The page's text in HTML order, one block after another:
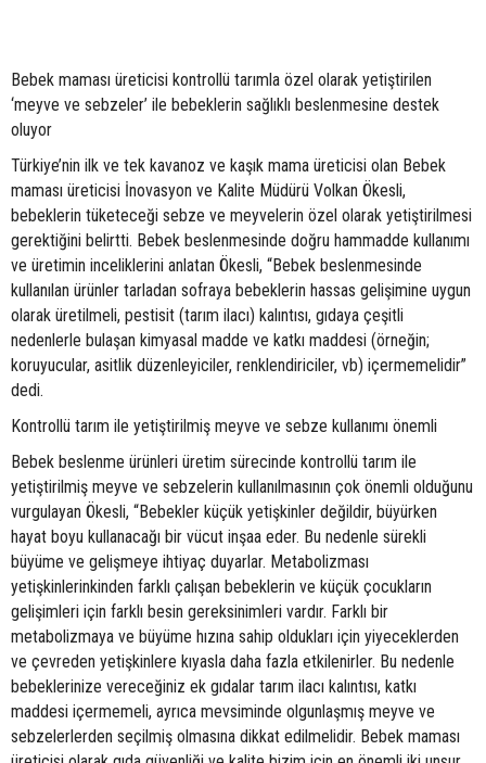
Bebek maması üreticisi kontrollü tarımla özel olarak yetiştirilen
‘meyve ve sebzeler’ ile bebeklerin sağlıklı beslenmesine destek
oluyor
Türkiye’nin ilk ve tek kavanoz ve kaşık mama üreticisi olan Bebek
maması üreticisi İnovasyon ve Kalite Müdürü Volkan Ökesli,
bebeklerin tüketeceği sebze ve meyvelerin özel olarak yetiştirilmesi
gerektiğini belirtti. Bebek beslenmesinde doğru hammadde kullanımı
ve üretimin inceliklerini anlatan Ökesli, “Bebek beslenmesinde
kullanılan ürünler tarladan sofraya bebeklerin hassas gelişimine uygun
olarak üretilmeli, pestisit (tarım ilacı) kalıntısı, gıdaya çeşitli
nedenlerle bulaşan kimyasal madde ve katkı maddesi (örneğin;
koruyucular, asitlik düzenleyiciler, renklendiriciler, vb) içermemelidir”
dedi.
Kontrollü tarım ile yetiştirilmiş meyve ve sebze kullanımı önemli
Bebek beslenme ürünleri üretim sürecinde kontrollü tarım ile
yetiştirilmiş meyve ve sebzelerin kullanılmasının çok önemli olduğunu
vurgulayan Ökesli, “Bebekler küçük yetişkinler değildir, büyürken
hayat boyu kullanacağı bir vücut inşaa eder. Bu nedenle sürekli
büyüme ve gelişmeye ihtiyaç duyarlar. Metabolizması
yetişkinlerinkinden farklı çalışan bebeklerin ve küçük çocukların
gelişimleri için farklı besin gereksinimleri vardır. Farklı bir
metabolizmaya ve büyüme hızına sahip oldukları için yiyeceklerden
ve çevreden yetişkinlere kıyasla daha fazla etkilenirler. Bu nedenle
bebeklerinize vereceğiniz ek gıdalar tarım ilacı kalıntısı, katkı
maddesi içermemeli, ayrıca mevsiminde olgunlaşmış meyve ve
sebzelerlerden seçilmiş olmasına dikkat edilmelidir. Bebek maması